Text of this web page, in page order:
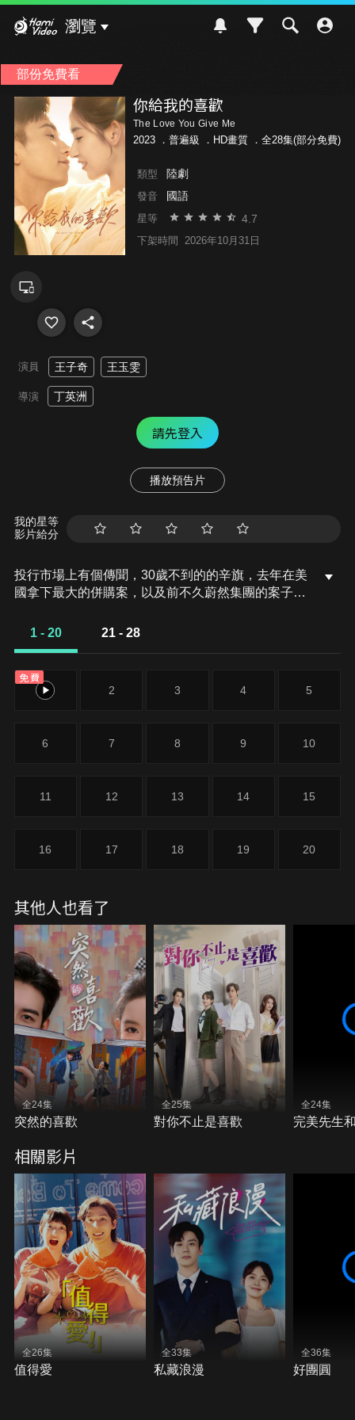
瀏覽
部份免費看
你給我的喜歡
The Love You Give Me
2023 ． 普遍級 ．HD畫質 ．全28集(部分免費)
類型 陸劇
發音 國語
星等 4.7
下架時間 2026年10月31日
演員 王子奇 王玉雯
導演 丁英洲
請先登入
播放預告片
我的星等
影片給分
投行市場上有個傳聞，30歲不到的的辛旗，去年在美
國拿下最大的併購案，以及前不久蔚然集團的案子，
下。近來聽說辛旗上個月在矽谷投資一家科技公司，
席執行官程啟讓，其妻子正是觀潮董事長鄭邦國的獨
生女兒鄭依婷，夫妻倆關係很好。而觀潮集團最大競
1 - 20 21 - 28
免費
1 2 3 4 5
6 7 8 9 10
11 12 13 14 15
16 17 18 19 20
其他人也看了
全24集
突然的喜歡
全25集
對你不止是喜歡
全24集
完美先生
相關影片
全26集
值得愛
全33集
私藏浪漫
全36集
好團圓